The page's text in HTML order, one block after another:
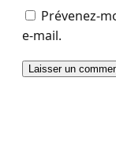
Prévenez-
e-mail.